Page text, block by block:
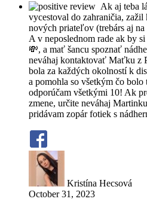
Ak aj teba
vycestoval do zahraničia,
nových priateľov (trebárs aj
A v neposlednom rade ak by
💸, a mať šancu spoznať
neváhaj kontaktovať Maťku z
bola za každých okolností k
a pomohla so všetkým čo bolo
odporúčam všetkými 10! Ak
zmene, určite neváhaj
pridávam zopár fotiek s
Kristína Hecsová
October 31, 2023